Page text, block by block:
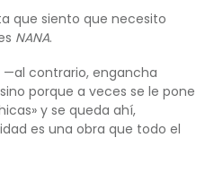
que siento que necesito
NANA.
—al contrario, engancha
porque a veces se le pone
y se queda ahí,
es una obra que todo el